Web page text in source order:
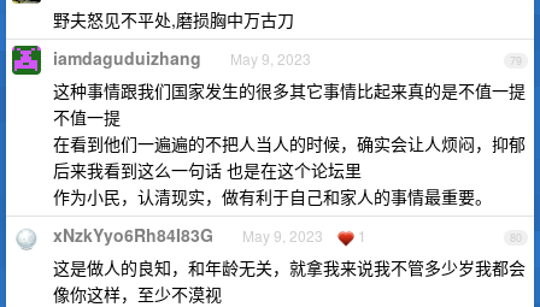
野夫怒见不平处,磨损胸中万古刀
79
iamdaguduizhang May 9, 2023
这种事情跟我们国家发生的很多其它事情比起来真的是不值一提
不值一提
在看到他们一遍遍的不把人当人的时候，确实会让人烦闷，抑郁
后来我看到这么一句话 也是在这个论坛里
作为小民，认清现实，做有利于自己和家人的事情最重要。
80
xNzkYyo6Rh84I83G May 9, 2023 1
这是做人的良知，和年龄无关，就拿我来说我不管多少岁我都会
像你这样，至少不漠视